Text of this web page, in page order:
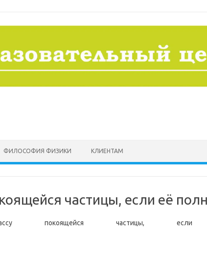
ФИЛОСОФИЯ ФИЗИКИ КЛИЕНТАМ
частицы, если её
покоящейся частицы,